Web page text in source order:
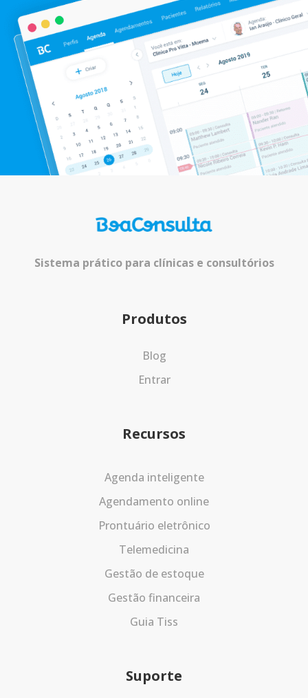
Sistema prático para clínicas e consultórios
Produtos
Blog
Entrar
Recursos
Agenda inteligente
Agendamento online
Prontuário eletrônico
Telemedicina
Gestão de estoque
Gestão financeira
Guia Tiss
Suporte